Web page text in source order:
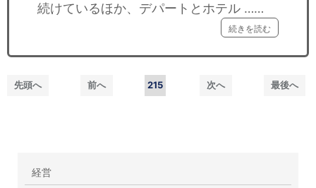
続けているほか、デパートとホテル ……
続きを読む
先頭へ 前へ 215 次へ 最後へ
経営